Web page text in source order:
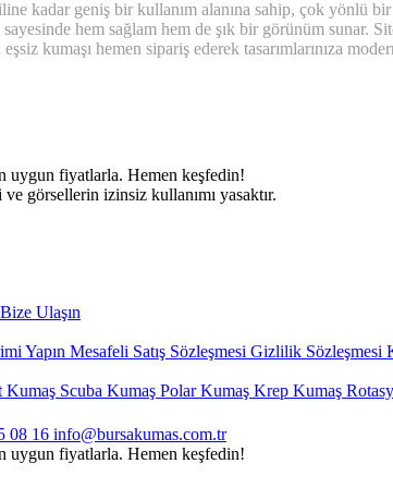
kadar geniş bir kullanım alanına sahip, çok yönlü
hem sağlam hem de şık bir görünüm sunar.
kumaşı hemen sipariş ederek tasarımlarınıza
görsellerin izinsiz kullanımı yasaktır.
Ulaşın
Yapın Mesafeli Satış Sözleşmesi Gizlilik Sözleşmesi
Kumaş Scuba Kumaş Polar Kumaş Krep Kumaş
08 16 info@bursakumas.com.tr